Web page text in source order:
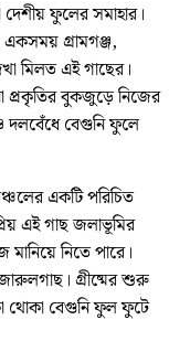
ফুলের সমাহার।
গ্রামগঞ্জ,
মিলত এই গাছের।
প্রকৃতির বুকজুড়ে নিজের
দলবেঁধে বেগুনি ফুলে
একটি পরিচিত
এই গাছ জলাভূমির
নিতে পারে।
গ্রীষ্মের শুরু
থোকা বেগুনি ফুল ফুটে